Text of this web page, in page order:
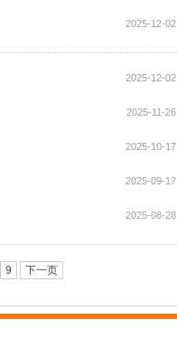
2025-12-02
2025-12-02
2025-11-26
2025-10-17
2025-09-17
2025-08-28
9 下一页